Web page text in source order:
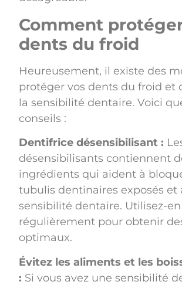
Comment
dents du froid
Heureusement, il existe des
protéger vos dents du froid et
la sensibilité dentaire. Voici
conseils :
Dentifrice désensibilisant :
désensibilisants contiennent
ingrédients qui aident à
tubulis dentinaires exposés et
sensibilité dentaire. Utilisez-
régulièrement pour obtenir
optimaux.
Évitez les aliments et les
: Si vous avez une sensibilité